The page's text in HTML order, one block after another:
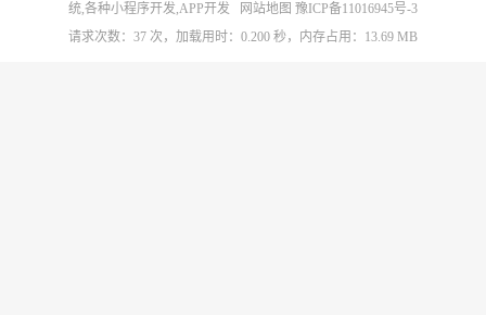
统,各种小程序开发,APP开发
网站地图 豫ICP备11016945号-3
请求次数：37 次，加载用时：0.200 秒，内存占用：13.69 MB